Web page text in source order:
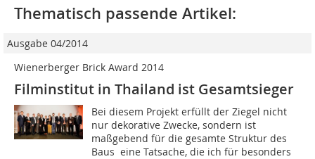
Thematisch passende Artikel:
Ausgabe 04/2014
Wienerberger Brick Award 2014
Filminstitut in Thailand ist Gesamtsieger
Bei diesem Projekt erfüllt der Ziegel nicht
nur dekorative Zwecke, sondern ist
maßgebend für die gesamte Struktur des
Baus  eine Tatsache, die ich für besonders